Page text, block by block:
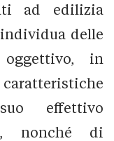
ad edilizia
delle
in
effettivo
nonché di